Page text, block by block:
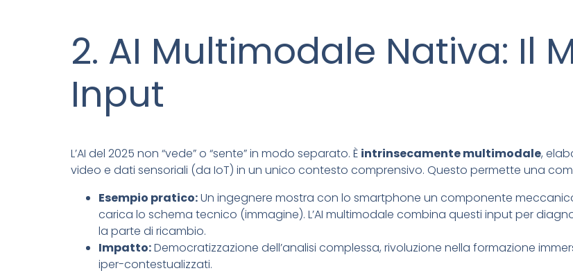
2. AI Multimodale Nativa: Il
Input
L’AI del 2025 non “vede” o “sente” in modo separato. È intrinsecamente multimodale,
video e dati sensoriali (da IoT) in un unico contesto comprensivo. Questo permette una
Esempio pratico:Un ingegnere mostra con lo smartphone un componente
carica lo schema tecnico (immagine). L’AI multimodale combina questi input per
la parte di ricambio.
Impatto:Democratizzazione dell’analisi complessa, rivoluzione nella formazione
iper-contestualizzati.